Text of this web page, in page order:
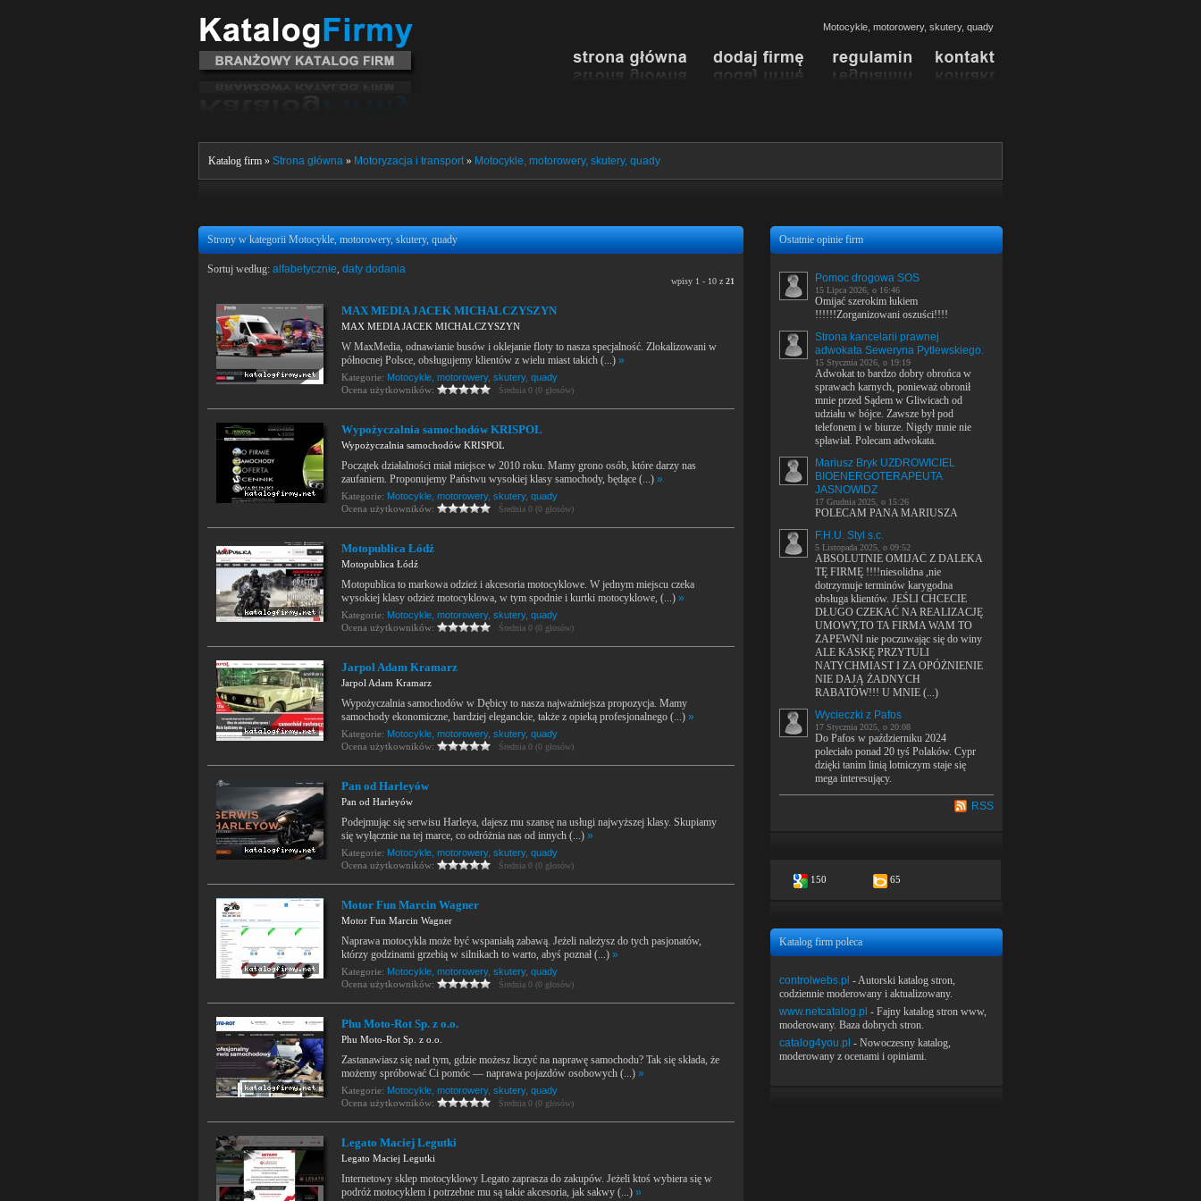
Motocykle, motorowery, skutery, quady
Katalog firm » Strona główna » Motoryzacja i transport» Motocykle, motorowery, skutery, quady
Strony w kategorii Motocykle, motorowery, skutery, quady
Sortuj według: alfabetycznie, daty dodania
wpisy 1 - 10 z 21
MAX MEDIA JACEK MICHALCZYSZYN
MAX MEDIA JACEK MICHALCZYSZYN
W MaxMedia, odnawianie busów i oklejanie floty to nasza specjalność. Zlokalizowani w
północnej Polsce, obsługujemy klientów z wielu miast takich (...) »
Kategorie: Motocykle, motorowery, skutery, quady
Ocena użytkowników:
Średnia 0 (0 głosów)
Wypożyczalnia samochodów KRISPOL
Wypożyczalnia samochodów KRISPOL
Początek działalności miał miejsce w 2010 roku. Mamy grono osób, które darzy nas
zaufaniem. Proponujemy Państwu wysokiej klasy samochody, będące (...) »
Kategorie: Motocykle, motorowery, skutery, quady
Ocena użytkowników:
Średnia 0 (0 głosów)
Motopublica Łódź
Motopublica Łódź
Motopublica to markowa odzież i akcesoria motocyklowe. W jednym miejscu czeka
wysokiej klasy odzież motocyklowa, w tym spodnie i kurtki motocyklowe, (...) »
Kategorie: Motocykle, motorowery, skutery, quady
Ocena użytkowników:
Średnia 0 (0 głosów)
Jarpol Adam Kramarz
Jarpol Adam Kramarz
Wypożyczalnia samochodów w Dębicy to nasza najważniejsza propozycja. Mamy
samochody ekonomiczne, bardziej eleganckie, także z opieką profesjonalnego (...) »
Kategorie: Motocykle, motorowery, skutery, quady
Ocena użytkowników:
Średnia 0 (0 głosów)
Pan od Harleyów
Pan od Harleyów
Podejmując się serwisu Harleya, dajesz mu szansę na usługi najwyższej klasy. Skupiamy
się wyłącznie na tej marce, co odróżnia nas od innych (...) »
Kategorie: Motocykle, motorowery, skutery, quady
Ocena użytkowników:
Średnia 0 (0 głosów)
Motor Fun Marcin Wagner
Motor Fun Marcin Wagner
Naprawa motocykla może być wspaniałą zabawą. Jeżeli należysz do tych pasjonatów,
którzy godzinami grzebią w silnikach to warto, abyś poznał (...) »
Kategorie: Motocykle, motorowery, skutery, quady
Ocena użytkowników:
Średnia 0 (0 głosów)
Phu Moto-Rot Sp. z o.o.
Phu Moto-Rot Sp. z o.o.
Zastanawiasz się nad tym, gdzie możesz liczyć na naprawę samochodu? Tak się składa, że
możemy spróbować Ci pomóc — naprawa pojazdów osobowych (...) »
Kategorie: Motocykle, motorowery, skutery, quady
Ocena użytkowników:
Średnia 0 (0 głosów)
Legato Maciej Legutki
Legato Maciej Legutki
Internetowy sklep motocyklowy Legato zaprasza do zakupów. Jeżeli ktoś wybiera się w
podróż motocyklem i potrzebne mu są takie akcesoria, jak sakwy (...) »
Ostatnie opinie firm
Pomoc drogowa SOS
15 Lipca 2026, o 16:46
Omijać szerokim łukiem
!!!!!!Zorganizowani oszuści!!!!
Strona kancelarii prawnej
adwokata Seweryna Pytlewskiego.
15 Stycznia 2026, o 19:19
Adwokat to bardzo dobry obrońca w
sprawach karnych, ponieważ obronił
mnie przed Sądem w Gliwicach od
udziału w bójce. Zawsze był pod
telefonem i w biurze. Nigdy mnie nie
spławiał. Polecam adwokata.
Mariusz Bryk UZDROWICIEL
BIOENERGOTERAPEUTA
JASNOWIDZ
17 Grudnia 2025, o 15:26
POLECAM PANA MARIUSZA
F.H.U. Styl s.c.
5 Listopada 2025, o 09:52
ABSOLUTNIE OMIJAĆ Z DALEKA
TĘ FIRMĘ !!!!niesolidna ,nie
dotrzymuje terminów karygodna
obsługa klientów. JEŚLI CHCECIE
DŁUGO CZEKAĆ NA REALIZACJĘ
UMOWY,TO TA FIRMA WAM TO
ZAPEWNI nie poczuwając się do winy
ALE KASKĘ PRZYTULI
NATYCHMIAST I ZA OPÓŻNIENIE
NIE DAJĄ ŻADNYCH
RABATÓW!!! U MNIE (...)
Wycieczki z Pafos
17 Stycznia 2025, o 20:08
Do Pafos w październiku 2024
poleciało ponad 20 tyś Polaków. Cypr
dzięki tanim linią lotniczym staje się
mega interesujący.
RSS
150 65
Katalog firm poleca
controlwebs.pl - Autorski katalog stron,
codziennie moderowany i aktualizowany.
www.netcatalog.pl - Fajny katalog stron www,
moderowany. Baza dobrych stron.
catalog4you.pl - Nowoczesny katalog,
moderowany z ocenami i opiniami.